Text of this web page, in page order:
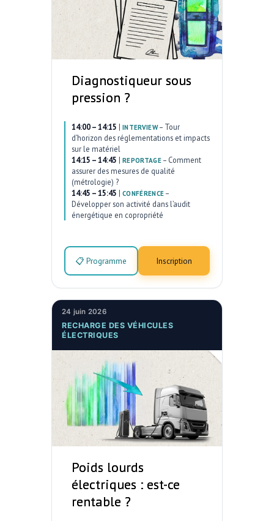
Diagnostiqueur sous
pression ?
14:00 – 14:15 | INTERVIEW– Tour
d’horizon des réglementations et impacts
sur le matériel
14:15 – 14:45 | REPORTAGE– Comment
assurer des mesures de qualité
(métrologie) ?
14:45 – 15:45 | CONFÉRENCE –
Développer son activité dans l’audit
énergétique en copropriété
📋 Programme Inscription
24 juin 2026
RECHARGE DES VÉHICULES
ÉLECTRIQUES
Poids lourds
électriques : est-ce
rentable ?